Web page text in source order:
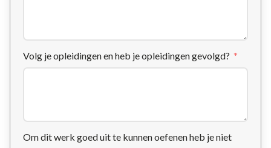
Volg je opleidingen en heb je opleidingen gevolgd?
Om dit werk goed uit te kunnen oefenen heb je niet